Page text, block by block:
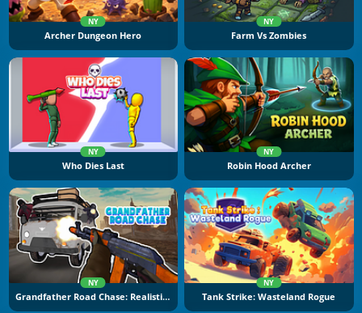
NY
Archer Dungeon Hero
NY
Farm Vs Zombies
NY
Who Dies Last
NY
Robin Hood Archer
NY
Grandfather Road Chase: Realistic Shooter
NY
Tank Strike: Wasteland Rogue